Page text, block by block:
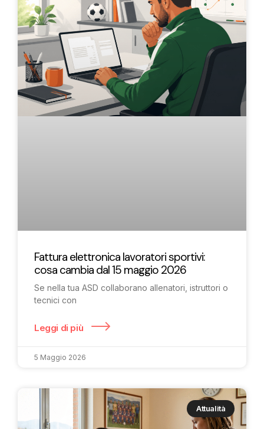
Fattura elettronica lavoratori sportivi:
cosa cambia dal 15 maggio 2026
Se nella tua ASD collaborano allenatori, istruttori o
tecnici con
Leggi di più
5 Maggio 2026
Attualità